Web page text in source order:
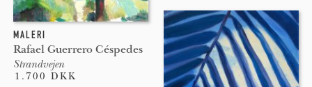
MALERI
Rafael Guerrero Céspedes
Strandvejen
1.700 DKK